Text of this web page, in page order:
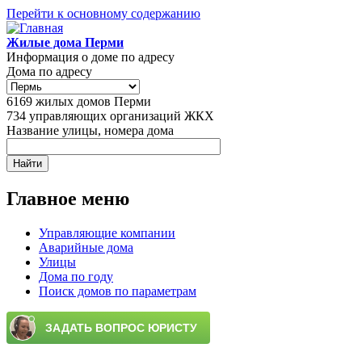
Перейти к основному содержанию
Жилые дома Перми
Информация о доме по адресу
Дома по адресу
6169 жилых домов Перми
734 управляющих организаций ЖКХ
Название улицы, номера дома
Главное меню
Управляющие компании
Аварийные дома
Улицы
Дома по году
Поиск домов по параметрам